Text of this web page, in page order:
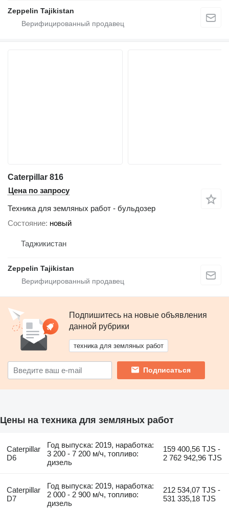
Zeppelin Tajikistan
Caterpillar 816
Цена по запросу
Техника для земляных работ - бульдозер
Состояние новый
Таджикистан
Zeppelin Tajikistan
Подпишитесь на новые объявления
данной рубрики
техника для земляных работ
Подписаться
Цены на техника для земляных работ
Caterpillar
D6
Год выпуска: 2019, наработка:
3 200 - 7 200 м/ч, топливо:
дизель
159 400,56 TJS -
2 762 942,96 TJS
Caterpillar
D7
Год выпуска: 2019, наработка:
2 000 - 2 900 м/ч, топливо:
дизель
212 534,07 TJS -
531 335,18 TJS